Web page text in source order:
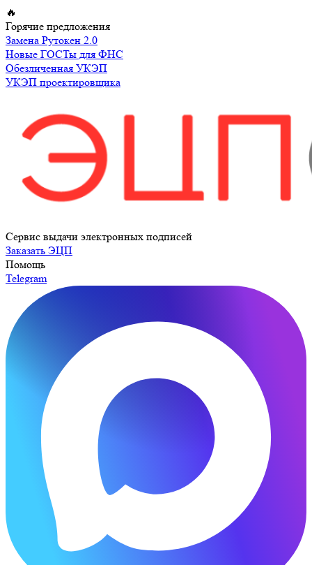
Перейти
к
содержимому
🔥
Горячие предложения
Замена Рутокен 2.0
Новые ГОСТы для ФНС
Обезличенная УКЭП
УКЭП проектировщика
Сервис выдачи электронных подписей
Заказать ЭЦП
Помощь
Telegram